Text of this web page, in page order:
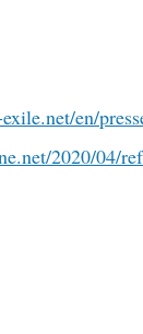
en/
2020/04/